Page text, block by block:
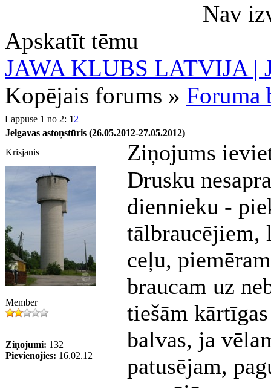
Nav
Apskatīt tēmu
JAWA KLUBS LATVIJA |
Kopējais forums » Foruma
Lappuse 1 no 2: 12
Jelgavas astoņstūris (26.05.2012-27.05.2012)
Krisjanis
Ziņojums
Member
Ziņojumi: 132
Pievienojies: 16.02.12
Drusku
diennieku -
tālbraucējiem,
ceļu,
braucam uz
tiešām
balvas, ja
patusējam,